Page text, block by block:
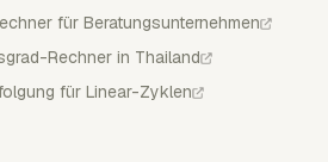
für Beratungsunternehmen
Rechner in Thailand
für Linear-Zyklen